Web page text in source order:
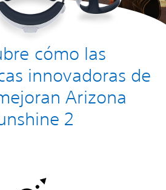
cómo las
innovadoras de
Arizona
2